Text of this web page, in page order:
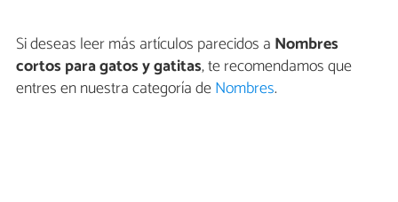
Si deseas leer más artículos parecidos a Nombres
cortos para gatos y gatitas, te recomendamos que
entres en nuestra categoría deNombres.